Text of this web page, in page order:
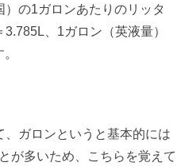
の1ガロンあたりのリッタ
、1ガロン（英液量）
ガロンというと基本的には
が多いため、こちらを覚えて